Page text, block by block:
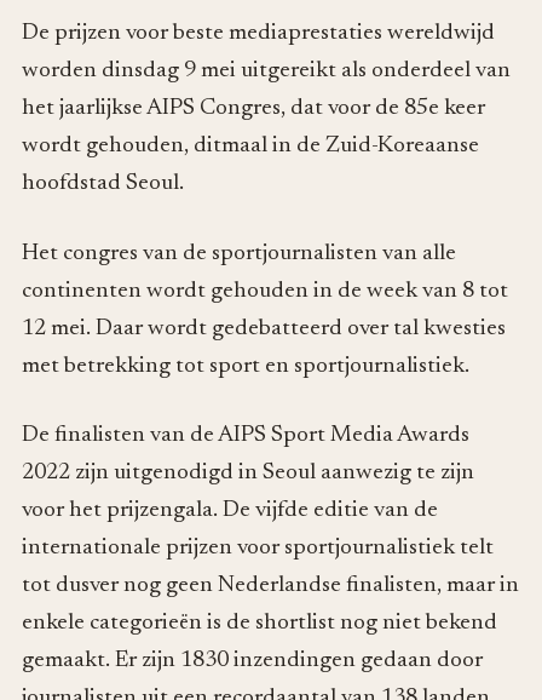
De prijzen voor beste mediaprestaties wereldwijd
worden dinsdag 9 mei uitgereikt als onderdeel van
het jaarlijkse AIPS Congres, dat voor de 85e keer
wordt gehouden, ditmaal in de Zuid-Koreaanse
hoofdstad Seoul.
Het congres van de sportjournalisten van alle
continenten wordt gehouden in de week van 8 tot
12 mei. Daar wordt gedebatteerd over tal kwesties
met betrekking tot sport en sportjournalistiek.
De finalisten van de AIPS Sport Media Awards
2022 zijn uitgenodigd in Seoul aanwezig te zijn
voor het prijzengala. De vijfde editie van de
internationale prijzen voor sportjournalistiek telt
tot dusver nog geen Nederlandse finalisten, maar in
enkele categorieën is de shortlist nog niet bekend
gemaakt. Er zijn 1830 inzendingen gedaan door